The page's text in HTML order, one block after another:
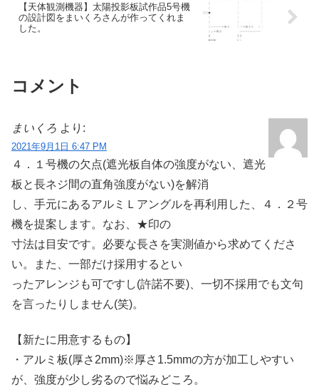
【天体観測機器】太陽投影板試作品5号機
の設計図をまいくろさんが作ってくれま
した。
コメント
まいくろ より:
2021年9月1日 6:47 PM
４．１号機の欠点(遮光板自体の強度がない、遮光
板と長ネジ間の直角強度がない)を解消
し、手元にあるアルミＬアングルを再利用した、４．２号
機を提案します。なお、★印の
寸法は目安です。必要な長さを実測値から求めてくださ
い。また、一部だけ採用するとい
ったアレンジも可ですし(許諾不要)、一切不採用でも文句
を言ったりしません(笑)。
【新たに用意するもの】
・アルミ板(厚さ2mm)※厚さ1.5mmの方が加工しやすい
が、強度が少し劣るので悩みどころ。